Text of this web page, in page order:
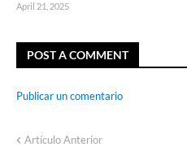
April 21, 2025
POST A COMMENT
Publicar un comentario
Artículo Anterior